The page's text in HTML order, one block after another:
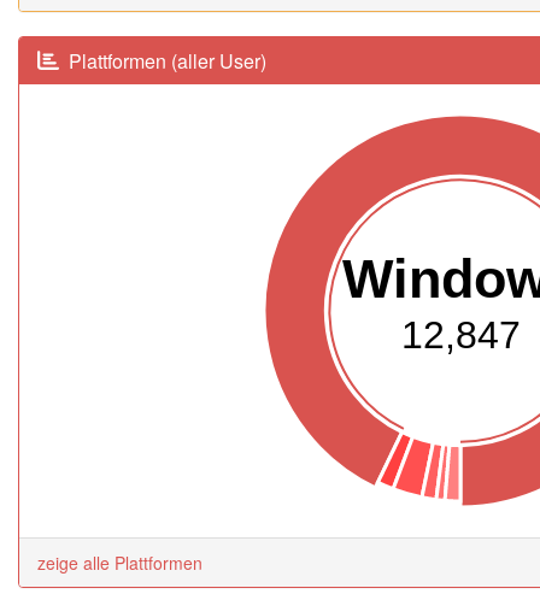
Plattformen (aller User)
12,847
zeige alle Plattformen